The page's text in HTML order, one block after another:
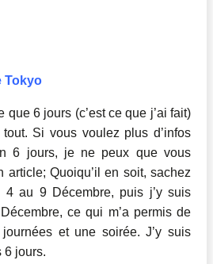
Tokyo
que 6 jours (c’est ce que j’ai fait)
Si vous voulez plus d’infos
6 jours, je ne peux que vous
article; Quoiqu’il en soit, sachez
au 9 Décembre, puis j’y suis
ce qui m’a permis de
et une soirée. J’y suis
6 jours.